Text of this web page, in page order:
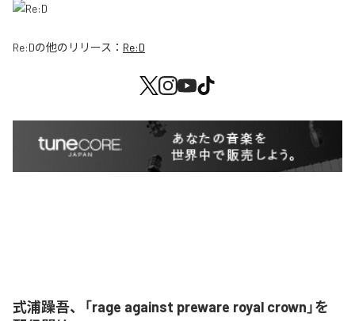
Re:Dの他のリリース： Re:D
式浦躁吾、「rage against preware royal crown」を